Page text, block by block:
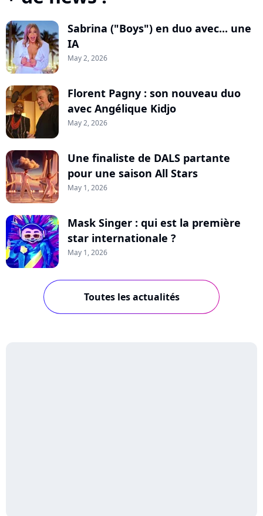
Sabrina ("Boys") en duo avec... une
IA
May 2, 2026
Florent Pagny : son nouveau duo
avec Angélique Kidjo
May 2, 2026
Une finaliste de DALS partante
pour une saison All Stars
May 1, 2026
Mask Singer : qui est la première
star internationale ?
May 1, 2026
Toutes les actualités